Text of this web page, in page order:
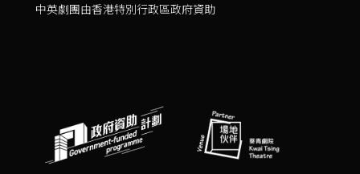
中英劇團由香港特別行政區政府資助